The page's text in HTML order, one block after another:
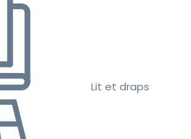
Lit et draps